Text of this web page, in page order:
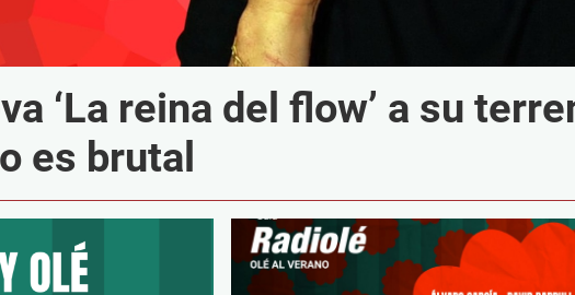
‘La reina del flow’ a su
es brutal